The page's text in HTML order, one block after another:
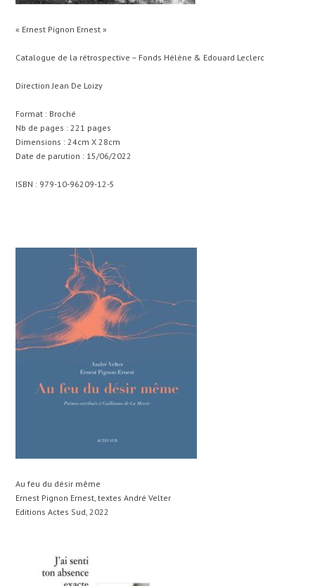
« Ernest Pignon Ernest »
Catalogue de la rétrospective – Fonds Hélène & Edouard Leclerc
Direction Jean De Loizy
Format : Broché
Nb de pages : 221 pages
Dimensions : 24cm X 28cm
Date de parution : 15/06/2022
ISBN : 979-10-96209-12-5
Au feu du désir même
Ernest Pignon Ernest, textes André Velter
Editions Actes Sud, 2022